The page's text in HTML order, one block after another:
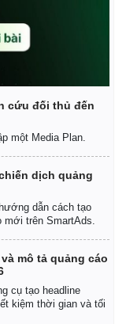
cứu đối thủ đến
một Media Plan.
dịch quảng
dẫn cách tạo
trên SmartAds.
mô tả quảng cáo
cụ tạo headline
kiệm thời gian và tối